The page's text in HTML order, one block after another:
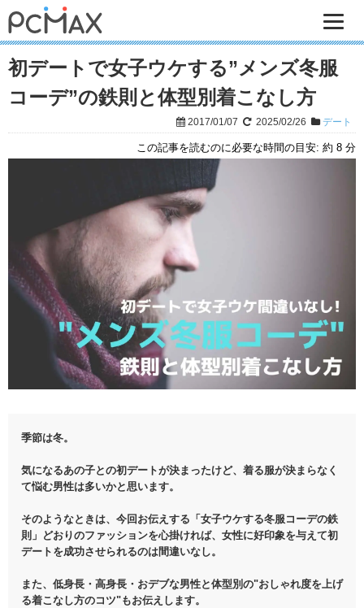
初デートで女子ウケする”メンズ冬服
コーデ”の鉄則と体型別着こなし方
2017/01/07 2025/02/26 デート
この記事を読むのに必要な時間の目安: 約 8 分
季節は冬。
気になるあの子との初デートが決まったけど、着る服が決まらなく
て悩む男性は多いかと思います。
そのようなときは、今回お伝えする「女子ウケする冬服コーデの鉄
則」どおりのファッションを心掛ければ、女性に好印象を与えて初
デートを成功させられるのは間違いなし。
また、低身長・高身長・おデブな男性と体型別の"おしゃれ度を上げ
る着こなし方のコツ"もお伝えします。